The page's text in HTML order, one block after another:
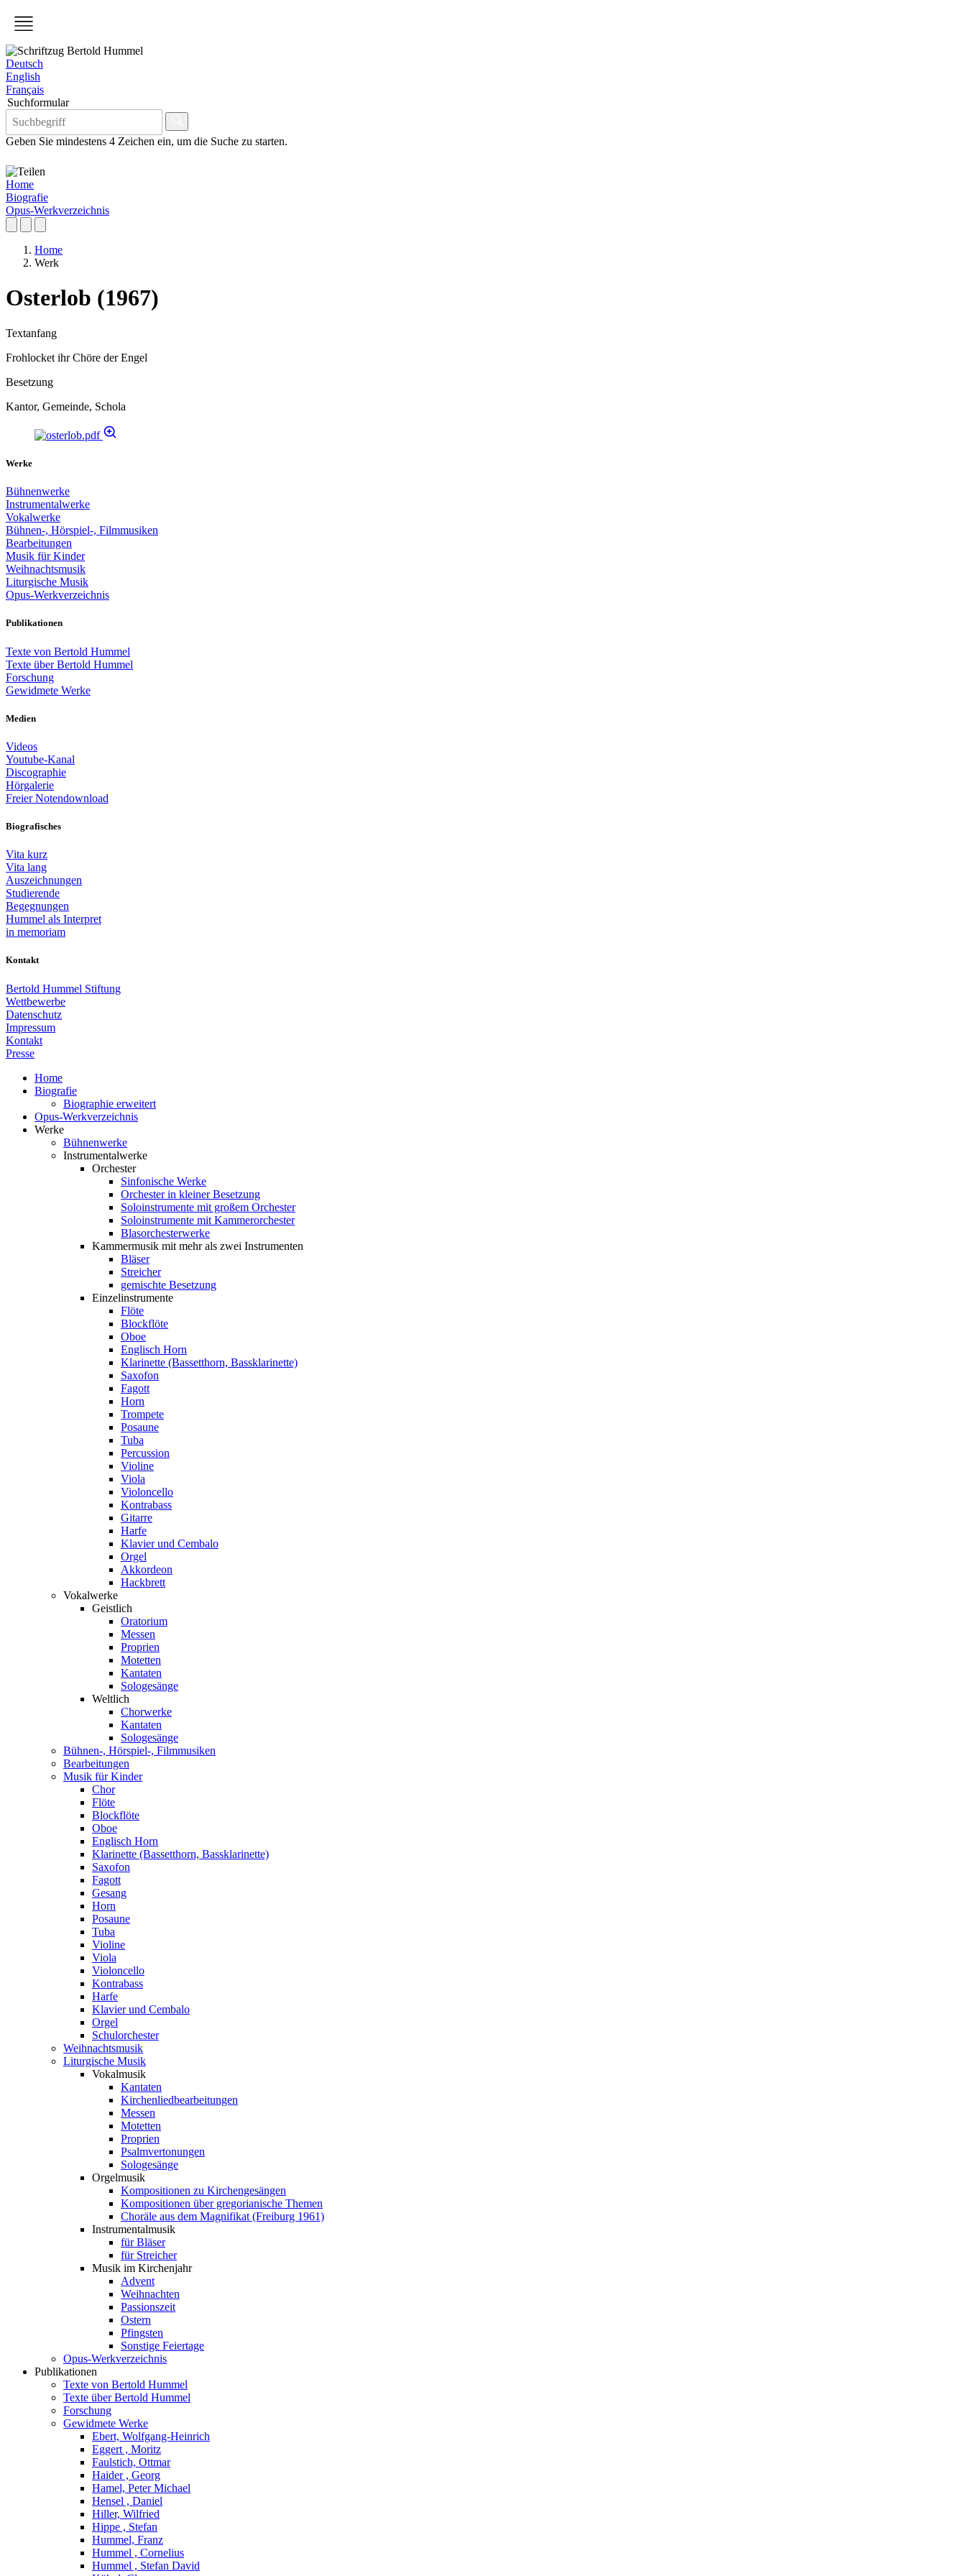
Deutsch
English
Français
Suchformular
Geben Sie mindestens 4 Zeichen ein, um die Suche zu starten.
Home
Biografie
Opus-Werkverzeichnis
Home
Werk
Osterlob (1967)
Textanfang
Frohlocket ihr Chöre der Engel
Besetzung
Kantor, Gemeinde, Schola
Werke
Bühnenwerke
Instrumentalwerke
Vokalwerke
Bühnen-, Hörspiel-, Filmmusiken
Bearbeitungen
Musik für Kinder
Weihnachtsmusik
Liturgische Musik
Opus-Werkverzeichnis
Publikationen
Texte von Bertold Hummel
Texte über Bertold Hummel
Forschung
Gewidmete Werke
Medien
Videos
Youtube-Kanal
Discographie
Hörgalerie
Freier Notendownload
Biografisches
Vita kurz
Vita lang
Auszeichnungen
Studierende
Begegnungen
Hummel als Interpret
in memoriam
Kontakt
Bertold Hummel Stiftung
Wettbewerbe
Datenschutz
Impressum
Kontakt
Presse
Home
Biografie
Biographie erweitert
Opus-Werkverzeichnis
Werke
Bühnenwerke
Instrumentalwerke
Orchester
Sinfonische Werke
Orchester in kleiner Besetzung
Soloinstrumente mit großem Orchester
Soloinstrumente mit Kammerorchester
Blasorchesterwerke
Kammermusik mit mehr als zwei Instrumenten
Bläser
Streicher
gemischte Besetzung
Einzelinstrumente
Flöte
Blockflöte
Oboe
Englisch Horn
Klarinette (Bassetthorn, Bassklarinette)
Saxofon
Fagott
Horn
Trompete
Posaune
Tuba
Percussion
Violine
Viola
Violoncello
Kontrabass
Gitarre
Harfe
Klavier und Cembalo
Orgel
Akkordeon
Hackbrett
Vokalwerke
Geistlich
Oratorium
Messen
Proprien
Motetten
Kantaten
Sologesänge
Weltlich
Chorwerke
Kantaten
Sologesänge
Bühnen-, Hörspiel-, Filmmusiken
Bearbeitungen
Musik für Kinder
Chor
Flöte
Blockflöte
Oboe
Englisch Horn
Klarinette (Bassetthorn, Bassklarinette)
Saxofon
Fagott
Gesang
Horn
Posaune
Tuba
Violine
Viola
Violoncello
Kontrabass
Harfe
Klavier und Cembalo
Orgel
Schulorchester
Weihnachtsmusik
Liturgische Musik
Vokalmusik
Kantaten
Kirchenliedbearbeitungen
Messen
Motetten
Proprien
Psalmvertonungen
Sologesänge
Orgelmusik
Kompositionen zu Kirchengesängen
Kompositionen über gregorianische Themen
Choräle aus dem Magnifikat (Freiburg 1961)
Instrumentalmusik
für Bläser
für Streicher
Musik im Kirchenjahr
Advent
Weihnachten
Passionszeit
Ostern
Pfingsten
Sonstige Feiertage
Opus-Werkverzeichnis
Publikationen
Texte von Bertold Hummel
Texte über Bertold Hummel
Forschung
Gewidmete Werke
Ebert, Wolfgang-Heinrich
Eggert , Moritz
Faulstich, Ottmar
Haider , Georg
Hamel, Peter Michael
Hensel , Daniel
Hiller, Wilfried
Hippe , Stefan
Hummel, Franz
Hummel , Cornelius
Hummel , Stefan David